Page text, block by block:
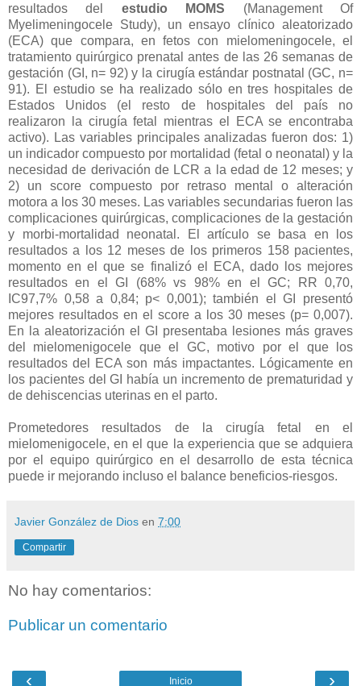
resultados del estudio MOMS (Management Of
Myelimeningocele Study), un ensayo clínico aleatorizado
(ECA) que compara, en fetos con mielomeningocele, el
tratamiento quirúrgico prenatal antes de las 26 semanas de
gestación (GI, n= 92) y la cirugía estándar postnatal (GC, n=
91). El estudio se ha realizado sólo en tres hospitales de
Estados Unidos (el resto de hospitales del país no
realizaron la cirugía fetal mientras el ECA se encontraba
activo). Las variables principales analizadas fueron dos: 1)
un indicador compuesto por mortalidad (fetal o neonatal) y la
necesidad de derivación de LCR a la edad de 12 meses; y
2) un score compuesto por retraso mental o alteración
motora a los 30 meses. Las variables secundarias fueron las
complicaciones quirúrgicas, complicaciones de la gestación
y morbi-mortalidad neonatal. El artículo se basa en los
resultados a los 12 meses de los primeros 158 pacientes,
momento en el que se finalizó el ECA, dado los mejores
resultados en el GI (68% vs 98% en el GC; RR 0,70,
IC97,7% 0,58 a 0,84; p< 0,001); también el GI presentó
mejores resultados en el score a los 30 meses (p= 0,007).
En la aleatorización el GI presentaba lesiones más graves
del mielomenigocele que el GC, motivo por el que los
resultados del ECA son más impactantes. Lógicamente en
los pacientes del GI había un incremento de prematuridad y
de dehiscencias uterinas en el parto.
Prometedores resultados de la cirugía fetal en el
mielomenigocele, en el que la experiencia que se adquiera
por el equipo quirúrgico en el desarrollo de esta técnica
puede ir mejorando incluso el balance beneficios-riesgos.
Javier González de Dios en 7:00
Compartir
No hay comentarios:
Publicar un comentario
‹ ›
Inicio